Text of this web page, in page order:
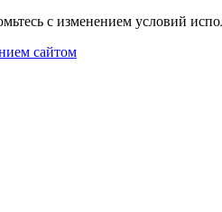
с изменением условий
сайтом